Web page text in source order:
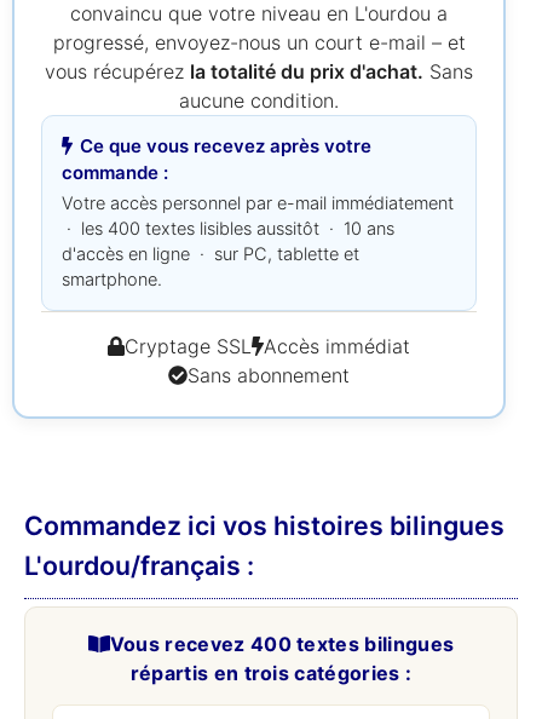
convaincu que votre niveau en L'ourdou a
progressé, envoyez-nous un court e-mail – et
vous récupérez la totalité du prix d'achat. Sans
aucune condition.
Ce que vous recevez après votre
commande :
Votre accès personnel par e-mail immédiatement
· les 400 textes lisibles aussitôt · 10 ans
d'accès en ligne · sur PC, tablette et
smartphone.
Cryptage SSL Accès immédiat
Sans abonnement
Commandez ici vos histoires bilingues
L'ourdou/français :
Vous recevez 400 textes bilingues
répartis en trois catégories :